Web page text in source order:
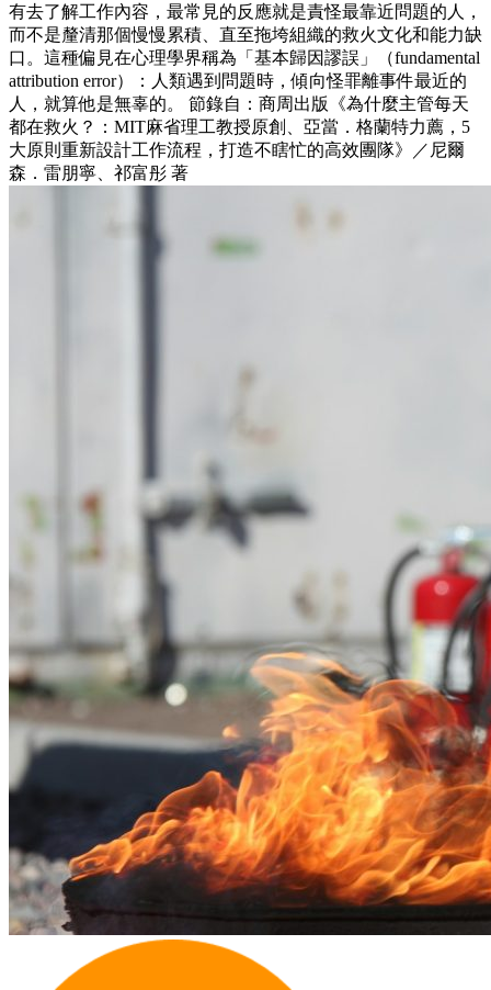
有去了解工作內容，最常見的反應就是責怪最靠近問題的人，
而不是釐清那個慢慢累積、直至拖垮組織的救火文化和能力缺
口。這種偏見在心理學界稱為「基本歸因謬誤」（fundamental
attribution error）：人類遇到問題時，傾向怪罪離事件最近的
人，就算他是無辜的。 節錄自：商周出版《為什麼主管每天
都在救火？：MIT麻省理工教授原創、亞當．格蘭特力薦，5
大原則重新設計工作流程，打造不瞎忙的高效團隊》／尼爾
森．雷朋寧、祁富彤 著